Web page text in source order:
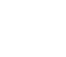
的网络环境和通